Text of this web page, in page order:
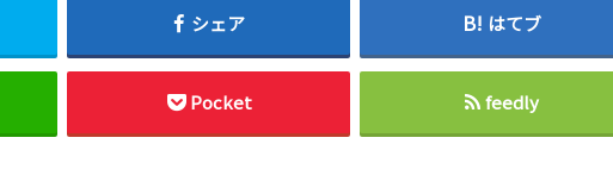
シェア はてブ
Pocket feedly